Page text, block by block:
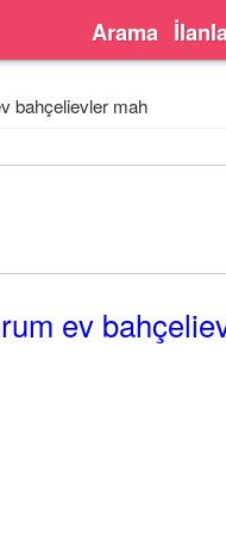
Arama
bahçelievler mah
ev